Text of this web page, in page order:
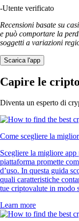
-Utente verificato
Recensioni basate su
e può comportare la
soggetti a variazioni
Scarica l'app
Capire le
Diventa un esperto di
Come scegliere la
Scegliere la migliore
piattaforma promette
d’uso. In questa guida
quali caratteristiche
tue criptovalute in modo
Learn more